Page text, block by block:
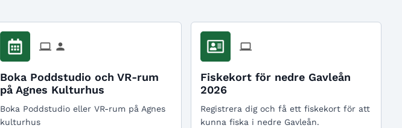
Boka Poddstudio och VR-rum
på Agnes Kulturhus
Boka Poddstudio eller VR-rum på Agnes
kulturhus
Fiskekort för nedre Gavleån
2026
Registrera dig och få ett fiskekort för att
kunna fiska i nedre Gavleån.